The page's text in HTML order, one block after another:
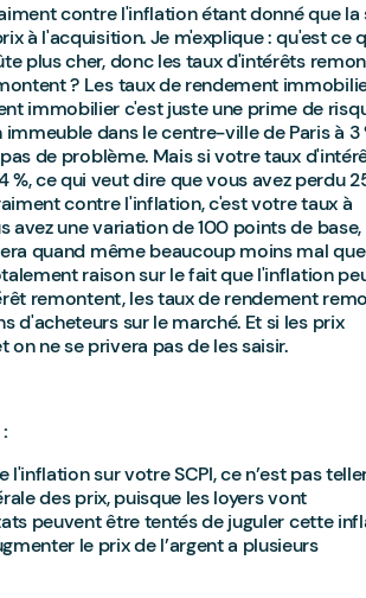
contre l'inflation étant donné que la
à l'acquisition. Je m'explique : qu'est ce
plus cher, donc les taux d'intérêts
? Les taux de rendement
immobilier c'est juste une prime de
dans le centre-ville de Paris à 3
de problème. Mais si votre taux
ce qui veut dire que vous avez perdu
contre l'inflation, c'est votre taux à
avez une variation de 100 points de
quand même beaucoup moins mal
raison sur le fait que l'inflation
remontent, les taux de rendement
d'acheteurs sur le marché. Et si les prix
ne se privera pas de les saisir.
sur votre SCPI, ce n’est pas
des prix, puisque les loyers vont
peuvent être tentés de juguler cette
le prix de l’argent a plusieurs